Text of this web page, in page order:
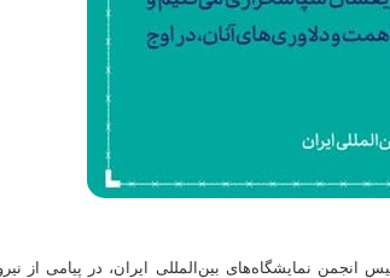
انجمن نمایشگاه‌های بین‌المللی ایران، در پیامی